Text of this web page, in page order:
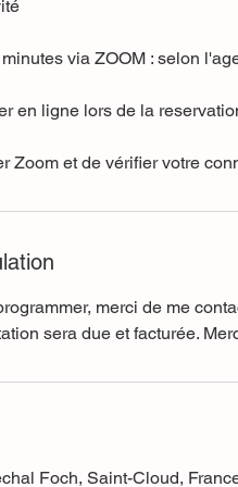
via ZOOM : selon
en ligne lors de la
merci de me
sera due et facturée.
Foch, Saint-Cloud,